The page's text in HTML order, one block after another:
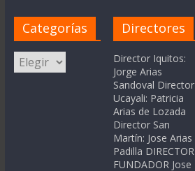
Categorías
Categorías
Directores
Director Iquitos:
Jorge Arias
Sandoval Director
Ucayali: Patricia
Arias de Lozada
Director San
Martín: Jose Arias
Padilla DIRECTOR
FUNDADOR Jose